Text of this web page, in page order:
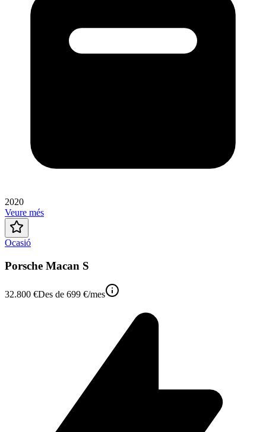
2020
Veure més
Ocasió
Porsche Macan S
32.800 €Des de 699 €/mes